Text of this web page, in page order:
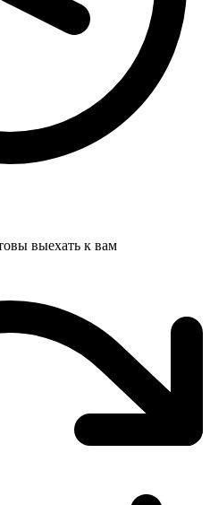
выехать к вам